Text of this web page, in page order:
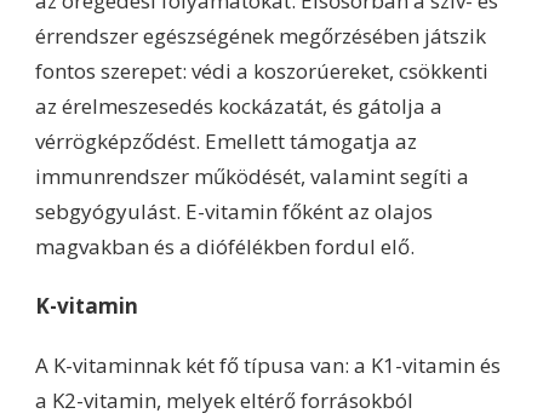
érrendszer egészségének megőrzésében játszik
fontos szerepet: védi a koszorúereket, csökkenti
az érelmeszesedés kockázatát, és gátolja a
vérrögképződést. Emellett támogatja az
immunrendszer működését, valamint segíti a
sebgyógyulást. E-vitamin főként az olajos
magvakban és a diófélékben fordul elő.
K-vitamin
A K-vitaminnak két fő típusa van: a K1-vitamin és
a K2-vitamin, melyek eltérő forrásokból